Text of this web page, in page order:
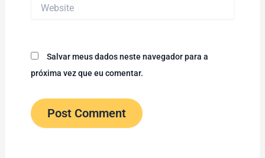
Salvar meus dados neste navegador para a
próxima vez que eu comentar.